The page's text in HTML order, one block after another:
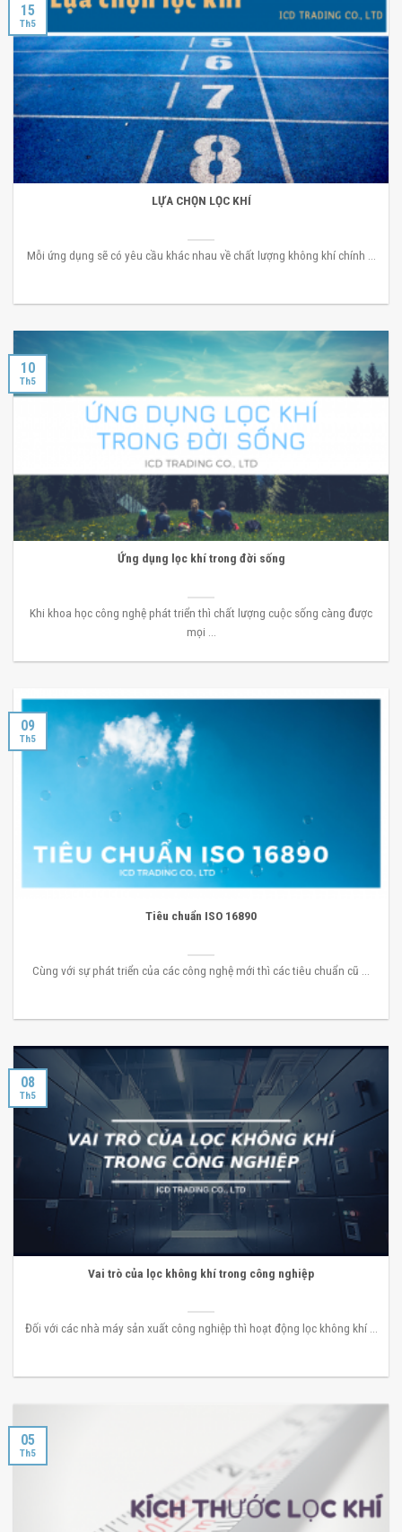
LỰA CHỌN LỌC KHÍ
Mỗi ứng dụng sẽ có yêu cầu khác nhau về chất lượng không khí chính ...
15
Th5
Ứng dụng lọc khí trong đời sống
Khi khoa học công nghệ phát triển thì chất lượng cuộc sống càng được
mọi ...
10
Th5
Tiêu chuẩn ISO 16890
Cùng với sự phát triển của các công nghệ mới thì các tiêu chuẩn cũ ...
09
Th5
Vai trò của lọc không khí trong công nghiệp
Đối với các nhà máy sản xuất công nghiệp thì hoạt động lọc không khí ...
08
Th5
05
Th5